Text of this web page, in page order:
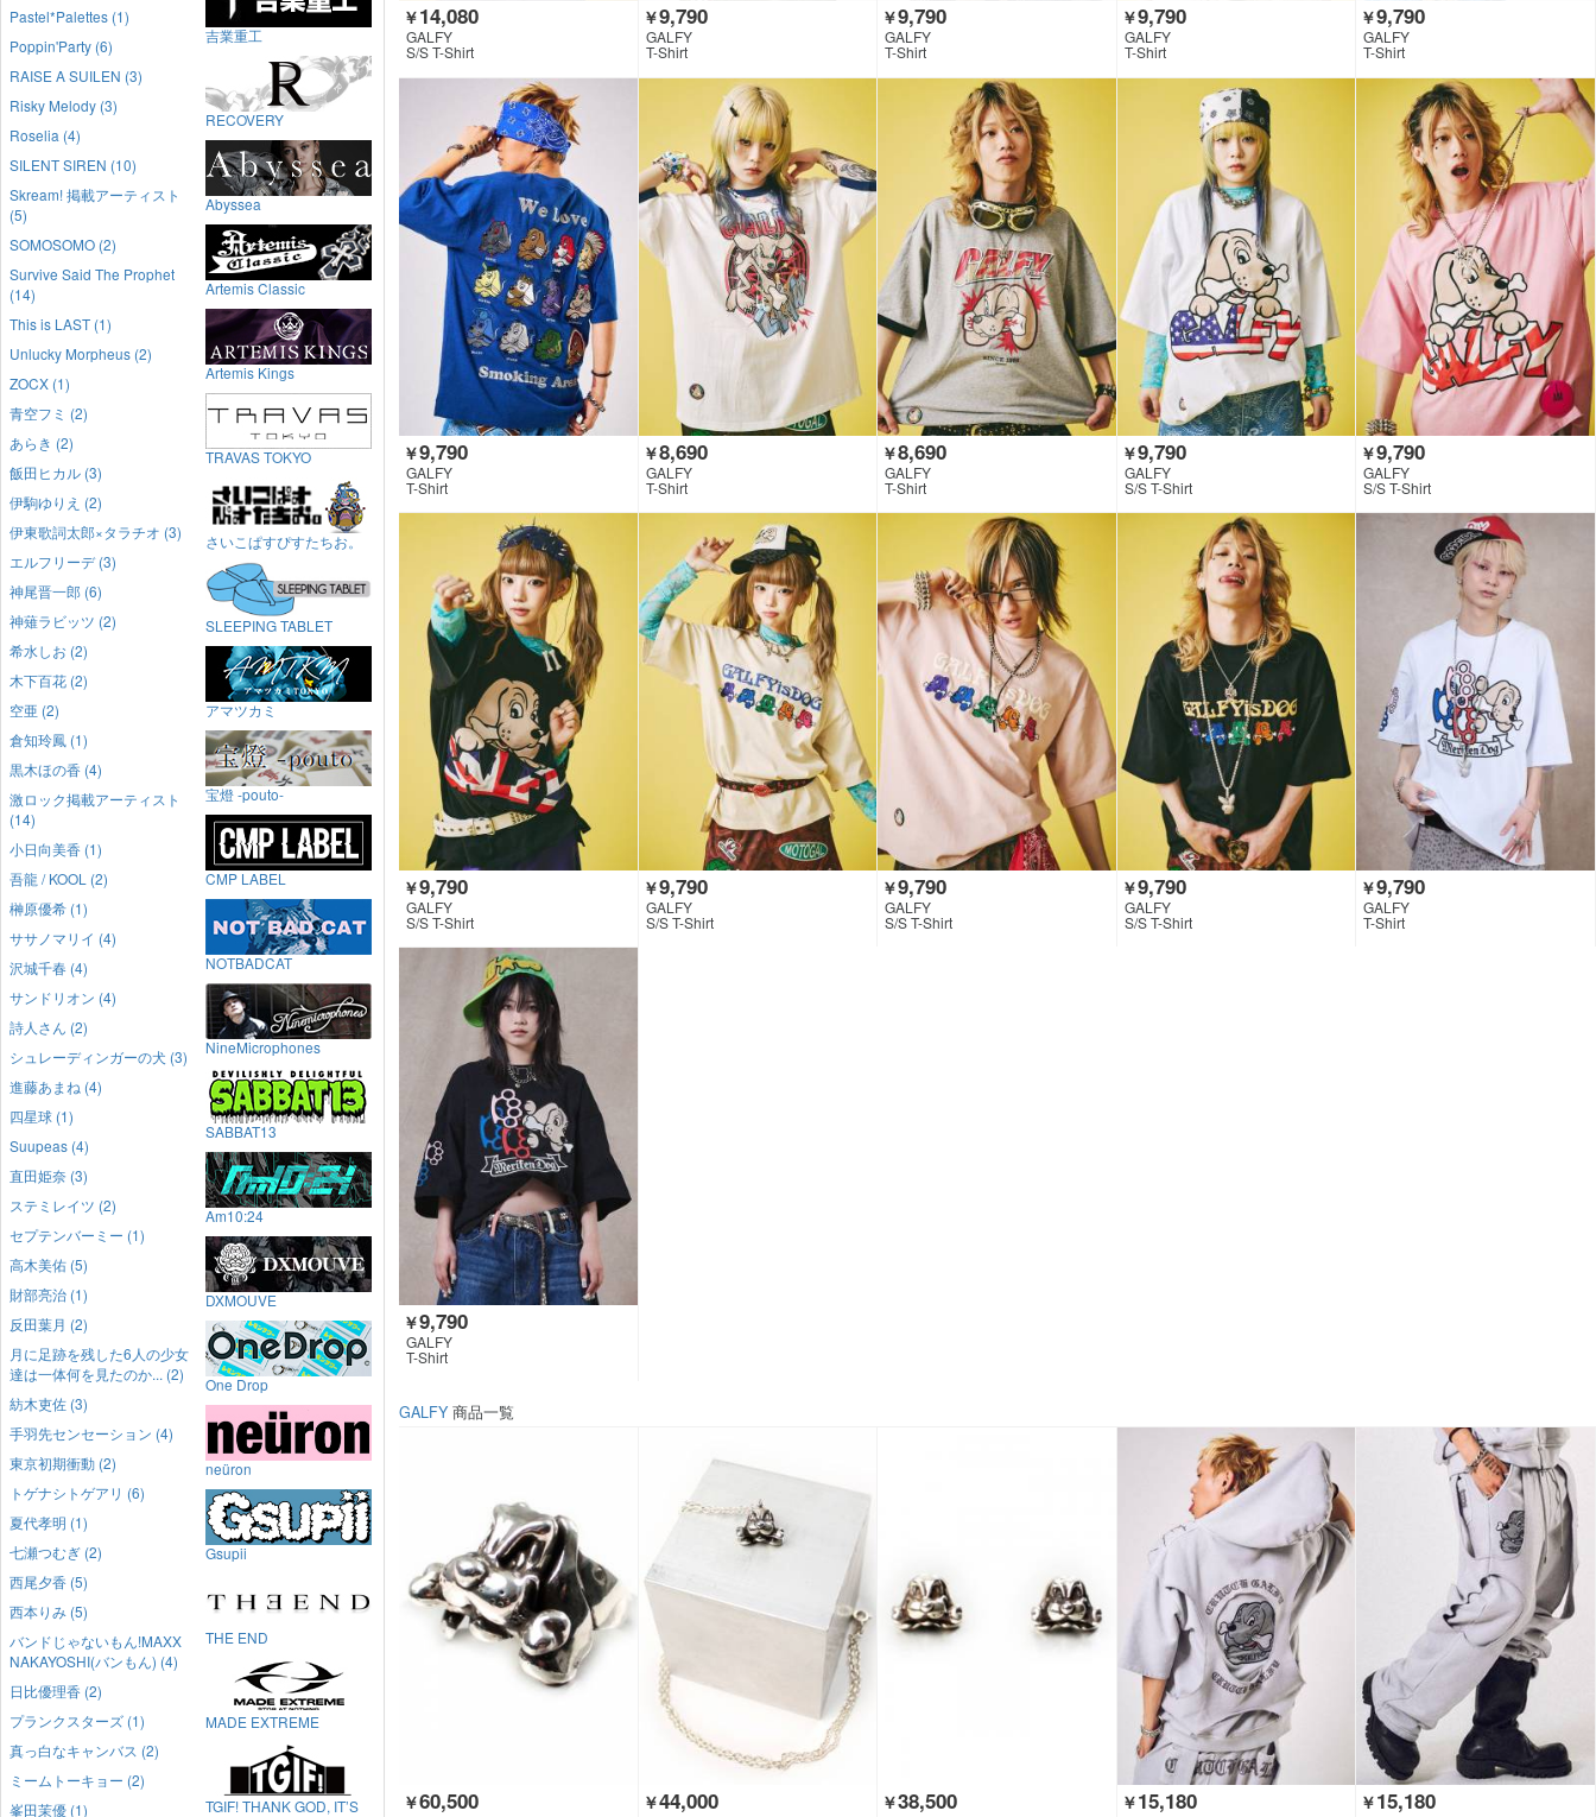
￥14,080
GALFY
S/S T-Shirt
￥9,790
GALFY
T-Shirt
￥9,790
GALFY
T-Shirt
￥9,790
GALFY
T-Shirt
￥9,790
GALFY
T-Shirt
￥9,790
GALFY
T-Shirt
￥8,690
GALFY
T-Shirt
￥8,690
GALFY
T-Shirt
￥9,790
GALFY
S/S T-Shirt
￥9,790
GALFY
S/S T-Shirt
￥9,790
GALFY
S/S T-Shirt
￥9,790
GALFY
S/S T-Shirt
￥9,790
GALFY
S/S T-Shirt
￥9,790
GALFY
S/S T-Shirt
￥9,790
GALFY
T-Shirt
￥9,790
GALFY
T-Shirt
GALFY 商品一覧
￥60,500 ￥44,000 ￥38,500 ￥15,180 ￥15,180
Pastel*Palettes (1)
Poppin'Party (6)
RAISE A SUILEN (3)
Risky Melody (3)
Roselia (4)
SILENT SIREN (10)
Skream! 掲載アーティスト
(5)
SOMOSOMO (2)
Survive Said The Prophet
(14)
This is LAST (1)
Unlucky Morpheus (2)
ZOCX (1)
青空フミ (2)
あらき (2)
飯田ヒカル (3)
伊駒ゆりえ (2)
伊東歌詞太郎×タラチオ (3)
エルフリーデ (3)
神尾晋一郎 (6)
神薙ラビッツ (2)
希水しお (2)
木下百花 (2)
空亜 (2)
倉知玲鳳 (1)
黒木ほの香 (4)
激ロック掲載アーティスト
(14)
小日向美香 (1)
吾龍 / KOOL (2)
榊原優希 (1)
ササノマリイ (4)
沢城千春 (4)
サンドリオン (4)
詩人さん (2)
シュレーディンガーの犬 (3)
進藤あまね (4)
四星球 (1)
Suupeas (4)
直田姫奈 (3)
ステミレイツ (2)
セプテンバーミー (1)
高木美佑 (5)
財部亮治 (1)
反田葉月 (2)
月に足跡を残した6人の少女
達は一体何を見たのか... (2)
紡木吏佐 (3)
手羽先センセーション (4)
東京初期衝動 (2)
トゲナシトゲアリ (6)
夏代孝明 (1)
七瀬つむぎ (2)
西尾夕香 (5)
西本りみ (5)
バンドじゃないもん!MAXX
NAKAYOSHI(バンもん) (4)
日比優理香 (2)
プランクスターズ (1)
真っ白なキャンバス (2)
ミームトーキョー (2)
峯田茉優 (1)
吉業重工
RECOVERY
Abyssea
Artemis Classic
Artemis Kings
TRAVAS TOKYO
さいこぱすぴすたちお。
SLEEPING TABLET
アマツカミ
宝燈 -pouto-
CMP LABEL
NOTBADCAT
NineMicrophones
SABBAT13
Am10:24
DXMOUVE
One Drop
neüron
Gsupii
THE END
MADE EXTREME
TGIF! THANK GOD, IT’S